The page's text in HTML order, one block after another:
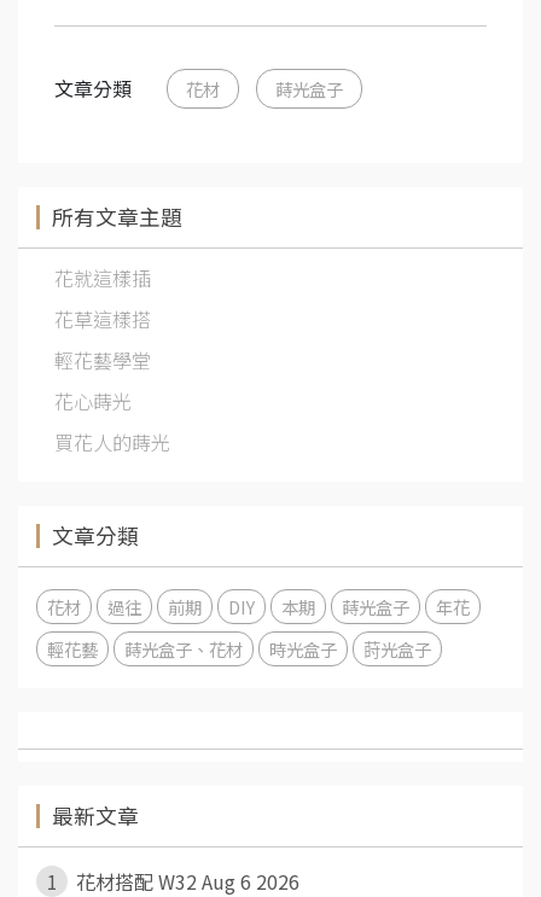
文章分類 花材 蒔光盒子
所有文章主題
花就這樣插
花草這樣搭
輕花藝學堂
花心蒔光
買花人的蒔光
文章分類
花材 過往 前期 DIY 本期 蒔光盒子
年花
輕花藝
蒔光盒子、花材 時光盒子 莳光盒子
最新文章
1
花材搭配 W32 Aug 6 2026